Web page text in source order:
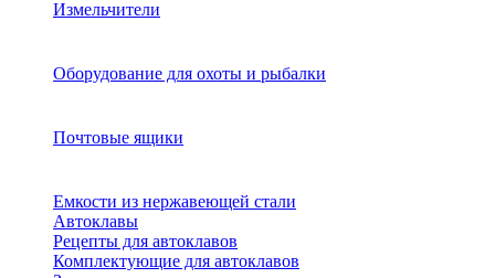
Измельчители
Оборудование для охоты и рыбалки
Почтовые ящики
Емкости из нержавеющей стали
Автоклавы
Рецепты для автоклавов
Комплектующие для автоклавов